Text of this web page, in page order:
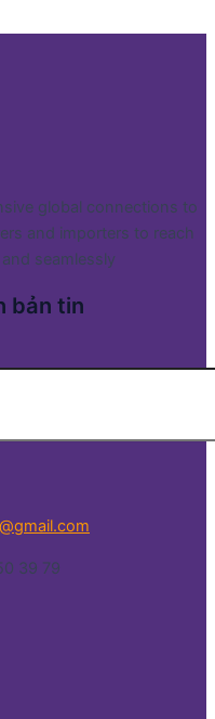
global connections to
and importers to reach
seamlessly
bản tin
39 79